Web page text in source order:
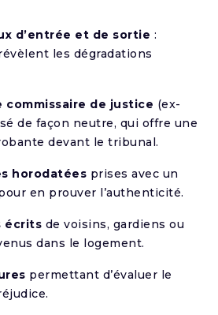
d’entrée et de sortie :
les dégradations
commissaire de justice (ex-
de façon neutre, qui offre une
devant le tribunal.
horodatées prises avec un
en prouver l’authenticité.
écrits de voisins, gardiens ou
dans le logement.
permettant d’évaluer le